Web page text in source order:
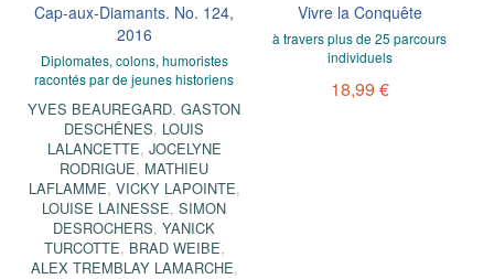
Cap-aux-Diamants. No. 124,
2016
Diplomates, colons, humoristes
racontés par de jeunes historiens
YVES BEAUREGARD,GASTON
DESCHÊNES, LOUIS
LALANCETTE, JOCELYNE
RODRIGUE, MATHIEU
LAFLAMME, VICKY LAPOINTE,
LOUISE LAINESSE,SIMON
DESROCHERS,YANICK
TURCOTTE, BRAD WEIBE,
ALEX TREMBLAY LAMARCHE,
Vivre la Conquête
à travers plus de 25 parcours
individuels
18,99 €